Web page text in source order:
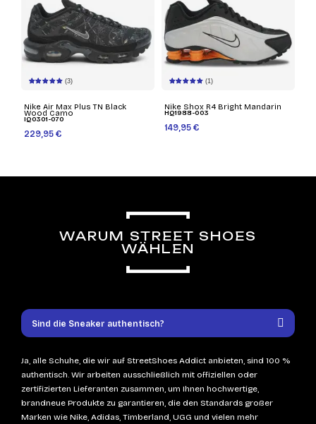
(3)
Nike Air Max Plus TN Black
Wood Camo
IQ0301-070
229,95 €
(1)
Nike Shox R4 Bright Mandarin
HQ1988-003
149,95 €
WARUM STREET SHOES
WÄHLEN
Sind die Sneaker authentisch?
Ja, alle Schuhe, die wir auf StreetShoes Addict anbieten, sind 100 %
authentisch. Wir arbeiten ausschließlich mit offiziellen oder
zertifizierten Lieferanten zusammen, um Ihnen hochwertige,
brandneue Produkte zu garantieren, die den Standards großer
Marken wie Nike, Adidas, Timberland, UGG und vielen mehr